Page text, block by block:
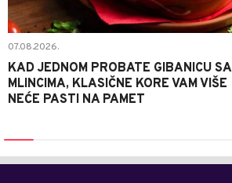
07.08.2026.
KAD JEDNOM PROBATE GIBANICU SA
MLINCIMA, KLASIČNE KORE VAM VIŠE
NEĆE PASTI NA PAMET